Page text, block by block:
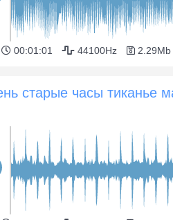
00:01:01 44100Hz 2.29Mb
старые часы тиканье